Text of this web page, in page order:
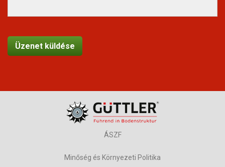
ÁSZF
Minőség és Környezeti Politika